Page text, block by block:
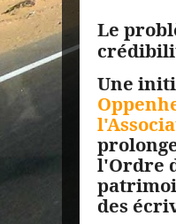
Le
Une
l'Ordre
des